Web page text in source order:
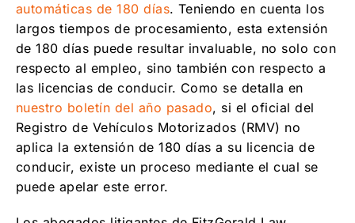
automáticas de 180 días. Teniendo en cuenta los
largos tiempos de procesamiento, esta extensión
de 180 días puede resultar invaluable, no solo con
respecto al empleo, sino también con respecto a
las licencias de conducir. Como se detalla en
nuestro boletín del año pasado, si el oficial del
Registro de Vehículos Motorizados (RMV) no
aplica la extensión de 180 días a su licencia de
conducir, existe un proceso mediante el cual se
puede apelar este error.